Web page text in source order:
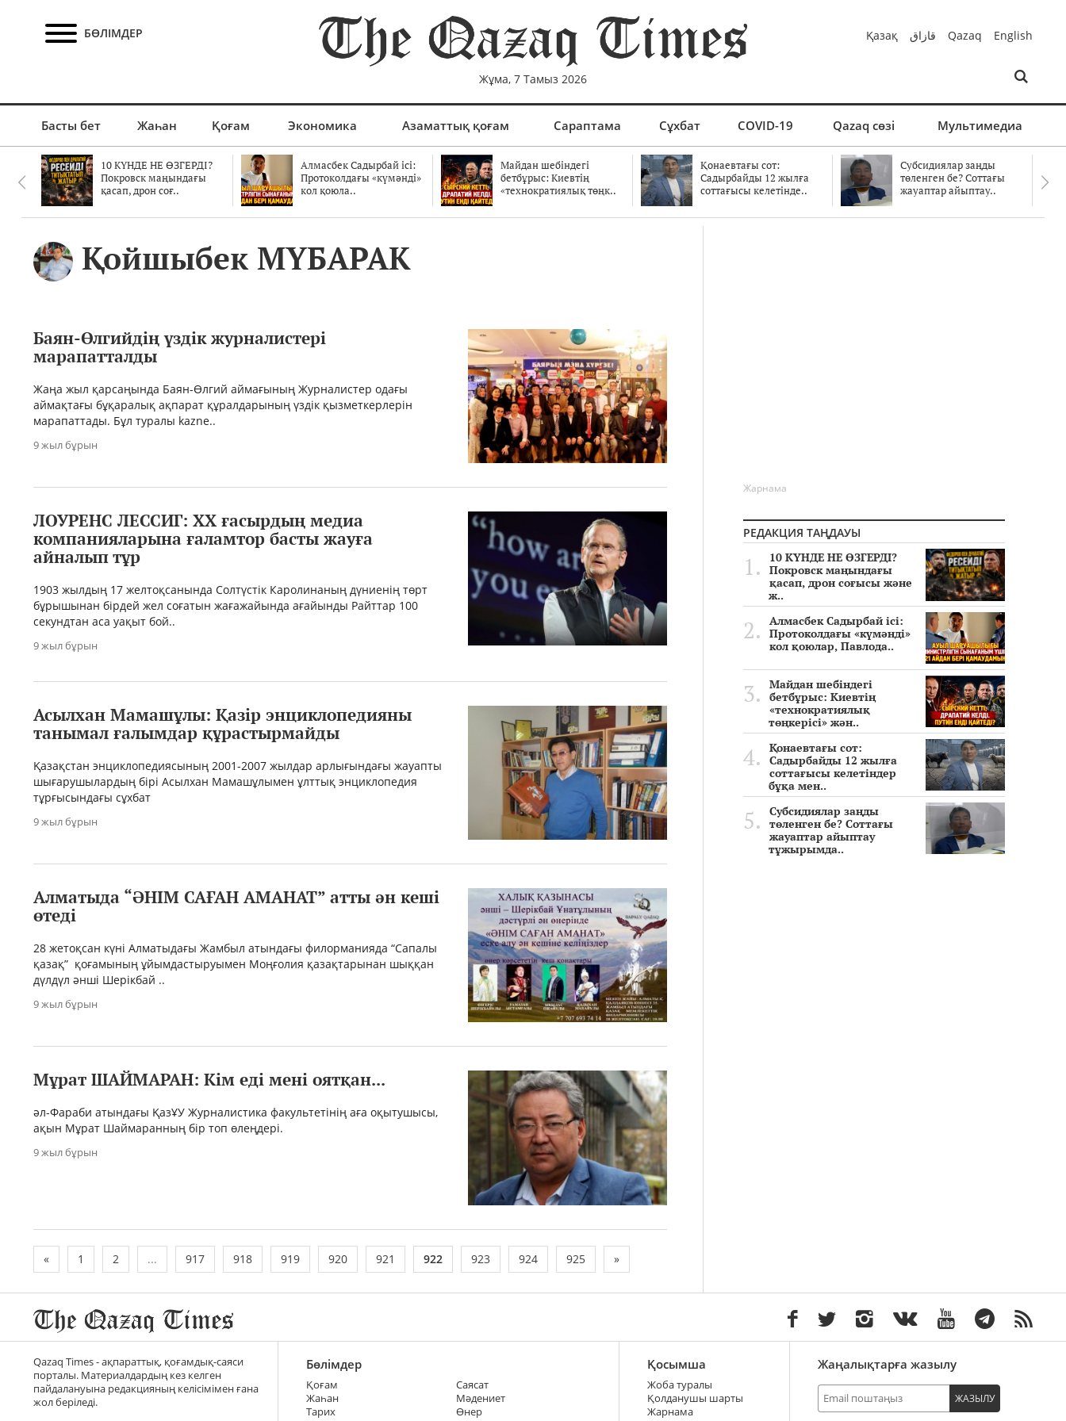
БӨЛІМДЕР
Жұма, 7 Тамыз 2026
Қазақ قازاق Qazaq English
Басты бет Жаһан Қоғам Экономика Азаматтық қоғам Сараптама Сұхбат COVID-19 Qazaq сөзі Мультимедиа
10 КҮНДЕ НЕ ӨЗГЕРДІ?
Покровск маңындағы
қасап, дрон соғ..
Алмасбек Садырбай ісі:
Протоколдағы «күмәнді»
кол қоюла..
Майдан шебіндегі
бетбұрыс: Киевтің
«технократиялық төңк..
Қонаевтағы сот:
Садырбайды 12 жылға
соттағысы келетінде..
Субсидиялар заңды
төленген бе? Соттағы
жауаптар айыптау..
Қойшыбек МҮБАРАК
Баян-Өлгийдің үздік журналистері
марапатталды
Жаңа жыл қарсаңында Баян-Өлгий аймағының Журналистер одағы
аймақтағы бұқаралық ақпарат құралдарының үздік қызметкерлерін
марапаттады. Бұл туралы kazne..
9 жыл бұрын
ЛОУРЕНС ЛЕССИГ: ХХ ғасырдың медиа
компанияларына ғаламтор басты жауға
айналып тұр
1903 жылдың 17 желтоқсанында Солтүстік Каролинаның дүниенің төрт
бұрышынан бірдей жел соғатын жағажайында ағайынды Райттар 100
секундтан аса уақыт бой..
9 жыл бұрын
Асылхан Мамашұлы: Қазір энциклопедияны
танымал ғалымдар құрастырмайды
Қазақстан энциклопедиясының 2001-2007 жылдар арлығындағы жауапты
шығарушылардың бірі Асылхан Мамашұлымен ұлттық энциклопедия
тұрғысындағы сұхбат
9 жыл бұрын
Алматыда “ӘНІМ САҒАН АМАНАТ” атты ән кеші
өтеді
28 жетоқсан күні Алматыдағы Жамбыл атындағы филорманияда “Сапалы
қазақ” қоғамының ұйымдастыруымен Моңғолия қазақтарынан шыққан
дүлдүл әнші Шерікбай ..
9 жыл бұрын
Мұрат ШАЙМАРАН: Кім еді мені оятқан...
әл-Фараби атындағы ҚазҰУ Журналистика факультетінің аға оқытушысы,
ақын Мұрат Шаймаранның бір топ өлеңдері.
9 жыл бұрын
« 1 2 ... 917 918 919 920 921 922 923 924 925 »
Жарнама
РЕДАКЦИЯ ТАҢДАУЫ
10 КҮНДЕ НЕ ӨЗГЕРДІ?
Покровск маңындағы
қасап, дрон соғысы және
ж..
Алмасбек Садырбай ісі:
Протоколдағы «күмәнді»
кол қоюлар, Павлода..
Майдан шебіндегі
бетбұрыс: Киевтің
«технократиялық
төңкерісі» жән..
Қонаевтағы сот:
Садырбайды 12 жылға
соттағысы келетіндер
бұқа мен..
Субсидиялар заңды
төленген бе? Соттағы
жауаптар айыптау
тұжырымда..
Qazaq Times - ақпараттық, қоғамдық-саяси
порталы. Материалдардың кез келген
пайдалануына редакцияның келісімімен ғана
жол беріледі.
Бөлімдер
Қоғам
Жаһан
Тарих
Саясат
Мәдениет
Өнер
Қосымша
Жоба туралы
Қолданушы шарты
Жарнама
Жаңалықтарға жазылу
ЖАЗЫЛУ